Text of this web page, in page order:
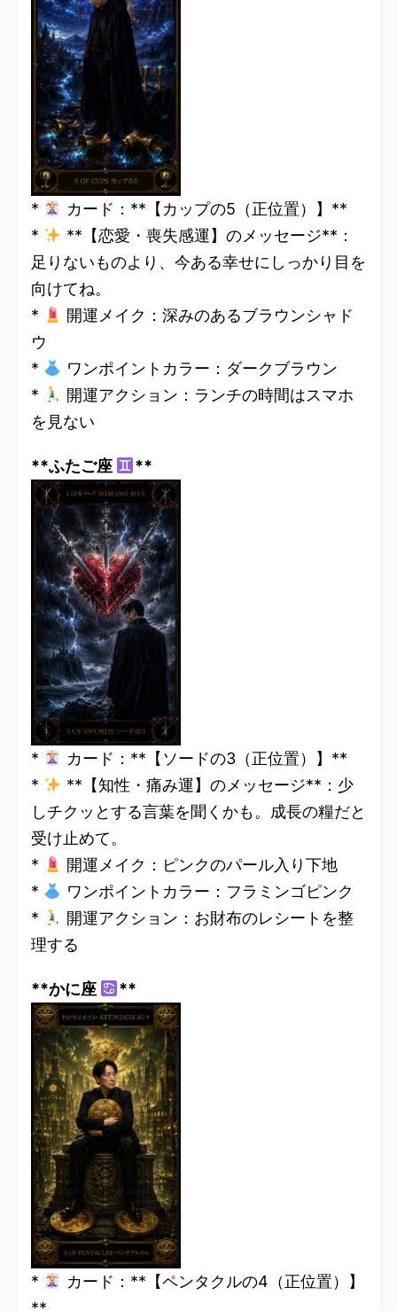
*
カード：**【カップの5（正位置）】**
*
**【恋愛・喪失感運】のメッセージ**：
足りないものより、今ある幸せにしっかり目を
向けてね。
*
開運メイク：深みのあるブラウンシャド
ウ
*
ワンポイントカラー：ダークブラウン
*
開運アクション：ランチの時間はスマホ
を見ない
**ふたご座 **
*
カード：**【ソードの3（正位置）】**
*
**【知性・痛み運】のメッセージ**：少
しチクッとする言葉を聞くかも。成長の糧だと
受け止めて。
*
開運メイク：ピンクのパール入り下地
*
ワンポイントカラー：フラミンゴピンク
*
開運アクション：お財布のレシートを整
理する
**かに座 **
*
カード：**【ペンタクルの4（正位置）】